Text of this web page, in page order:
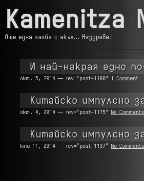
Kamenitza
Още една халба с акъл… Наздраве!
И най-накрая едно
окт. 5, 2014 — rev="post-1180" 1 Comment
Китайско импулсно
окт. 4, 2014 — rev="post-1175" No Comments
Китайско импулсно
юни 11, 2014 — rev="post-1137" No Comments